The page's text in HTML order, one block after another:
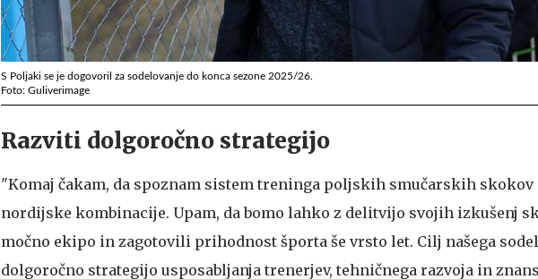
S Poljaki se je dogovoril za sodelovanje do konca sezone 2025/26.
Foto: Guliverimage
Razviti dolgoročno strategijo
"Komaj čakam, da spoznam sistem treninga poljskih smučarskih skokov
nordijske kombinacije. Upam, da bomo lahko z delitvijo svojih izkušenj
močno ekipo in zagotovili prihodnost športa še vrsto let. Cilj našega
dolgoročno strategijo usposabljanja trenerjev, tehničnega razvoja in